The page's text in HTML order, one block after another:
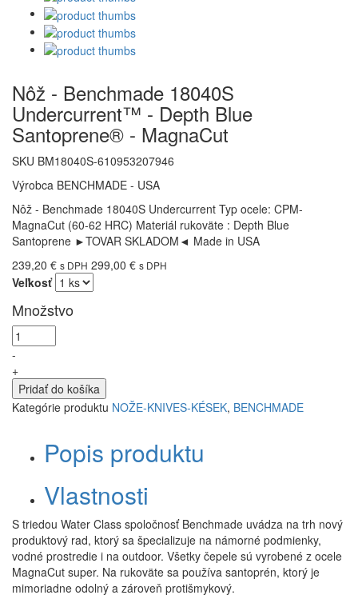
Nôž - Benchmade 18040S
Undercurrent™ - Depth Blue
Santoprene® - MagnaCut
SKU BM18040S-610953207946
Výrobca BENCHMADE - USA
Nôž - Benchmade 18040S Undercurrent Typ ocele: CPM-
MagnaCut (60-62 HRC) Materiál rukoväte : Depth Blue
Santoprene ►TOVAR SKLADOM◄ Made in USA
239,20 € s DPH 299,00 € s DPH
Veľkosť
Množstvo
-
+
Pridať do košíka
Kategórie produktu NOŽE-KNIVES-KÉSEK, BENCHMADE
Popis produktu
Vlastnosti
S triedou Water Class spoločnosť Benchmade uvádza na trh nový
produktový rad, ktorý sa špecializuje na námorné podmienky,
vodné prostredie i na outdoor. Všetky čepele sú vyrobené z ocele
MagnaCut super. Na rukoväte sa používa santoprén, ktorý je
mimoriadne odolný a zároveň protišmykový.